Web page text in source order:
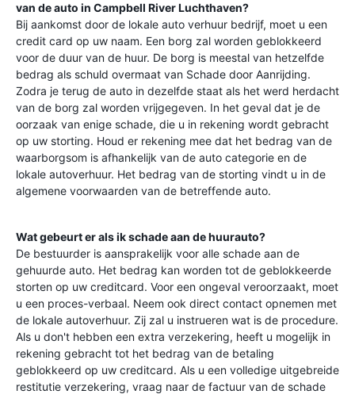
van de auto in Campbell River Luchthaven?
Bij aankomst door de lokale auto verhuur bedrijf, moet u een
credit card op uw naam. Een borg zal worden geblokkeerd
voor de duur van de huur. De borg is meestal van hetzelfde
bedrag als schuld overmaat van Schade door Aanrijding.
Zodra je terug de auto in dezelfde staat als het werd herdacht
van de borg zal worden vrijgegeven. In het geval dat je de
oorzaak van enige schade, die u in rekening wordt gebracht
op uw storting. Houd er rekening mee dat het bedrag van de
waarborgsom is afhankelijk van de auto categorie en de
lokale autoverhuur. Het bedrag van de storting vindt u in de
algemene voorwaarden van de betreffende auto.
Wat gebeurt er als ik schade aan de huurauto?
De bestuurder is aansprakelijk voor alle schade aan de
gehuurde auto. Het bedrag kan worden tot de geblokkeerde
storten op uw creditcard. Voor een ongeval veroorzaakt, moet
u een proces-verbaal. Neem ook direct contact opnemen met
de lokale autoverhuur. Zij zal u instrueren wat is de procedure.
Als u don't hebben een extra verzekering, heeft u mogelijk in
rekening gebracht tot het bedrag van de betaling
geblokkeerd op uw creditcard. Als u een volledige uitgebreide
restitutie verzekering, vraag naar de factuur van de schade